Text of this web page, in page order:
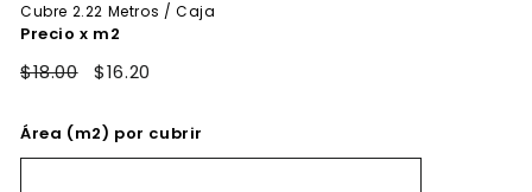
Cubre 2.22 Metros / Caja
Precio x m2
$18.00 $16.20
Área (m2) por cubrir